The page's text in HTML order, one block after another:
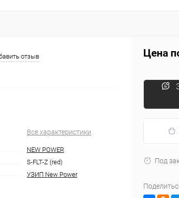
отзыв
Все характеристики
NEW POWER
S-FLT-Z (red)
УЗИП New Power
Цена
Под